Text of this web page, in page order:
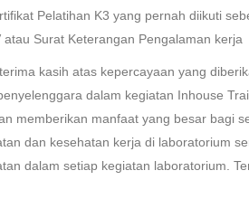
Pelatihan K3 yang pernah diikuti
atau Surat Keterangan Pengalaman kerja
kasih atas kepercayaan yang
dalam kegiatan Inhouse
memberikan manfaat yang besar bagi
dan kesehatan kerja di laboratorium
dalam setiap kegiatan laboratorium.